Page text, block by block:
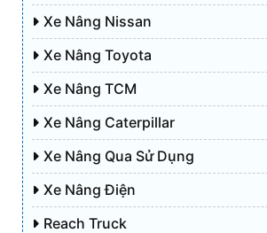
Xe Nâng Nissan
Xe Nâng Toyota
Xe Nâng TCM
Xe Nâng Caterpillar
Xe Nâng Qua Sử Dụng
Xe Nâng Điện
Reach Truck